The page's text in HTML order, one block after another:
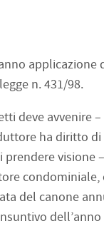
n. 431/98.
deve avvenire
ha diritto
visione
del canone